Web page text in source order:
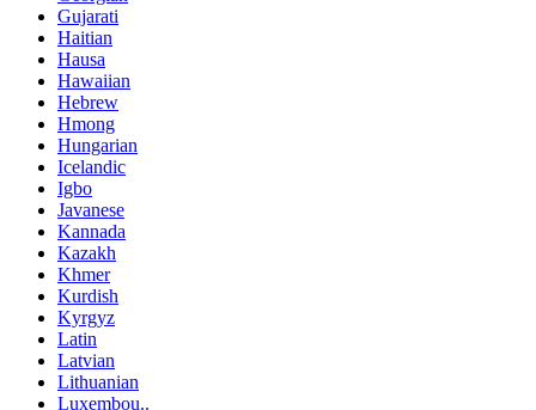
Gujarati
Haitian
Hausa
Hawaiian
Hebrew
Hmong
Hungarian
Icelandic
Igbo
Javanese
Kannada
Kazakh
Khmer
Kurdish
Kyrgyz
Latin
Latvian
Lithuanian
Luxembou..